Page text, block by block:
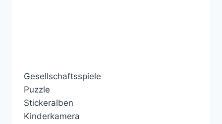
Gesellschaftsspiele
Puzzle
Stickeralben
Kinderkamera